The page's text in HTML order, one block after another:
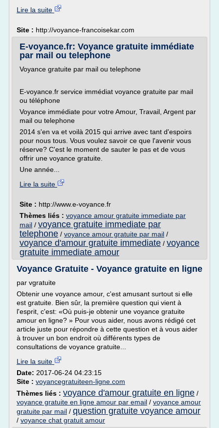
Lire la suite
Site : http://voyance-francoisekar.com
E-voyance.fr: Voyance gratuite immédiate
par mail ou telephone
Voyance gratuite par mail ou telephone
E-voyance.fr service immédiat voyance gratuite par mail
ou téléphone
Voyance immédiate pour votre Amour, Travail, Argent par
mail ou telephone
2014 s'en va et voilà 2015 qui arrive avec tant d'espoirs
pour nous tous. Vous voulez savoir ce que l'avenir vous
réserve? C'est le moment de sauter le pas et de vous
offrir une voyance gratuite.
Une année...
Lire la suite
Site : http://www.e-voyance.fr
Thèmes liés : voyance amour gratuite immediate par
mail / voyance gratuite immediate par
telephone / voyance amour gratuite par mail /
voyance d'amour gratuite immediate / voyance
gratuite immediate amour
Voyance Gratuite - Voyance gratuite en ligne
par vgratuite
Obtenir une voyance amour, c'est amusant surtout si elle
est gratuite. Bien sûr, la première question qui vient à
l'esprit, c'est: «Où puis-je obtenir une voyance gratuite
amour en ligne? » Pour vous aider, nous avons rédigé cet
article juste pour répondre à cette question et à vous aider
à trouver un bon endroit où différents types de
consultations de voyance gratuite...
Lire la suite
Date: 2017-06-24 04:23:15
Site : voyancegratuiteen-ligne.com
Thèmes liés : voyance d'amour gratuite en ligne /
voyance gratuite en ligne amour par email / voyance amour
gratuite par mail / question gratuite voyance amour
/ voyance chat gratuit amour